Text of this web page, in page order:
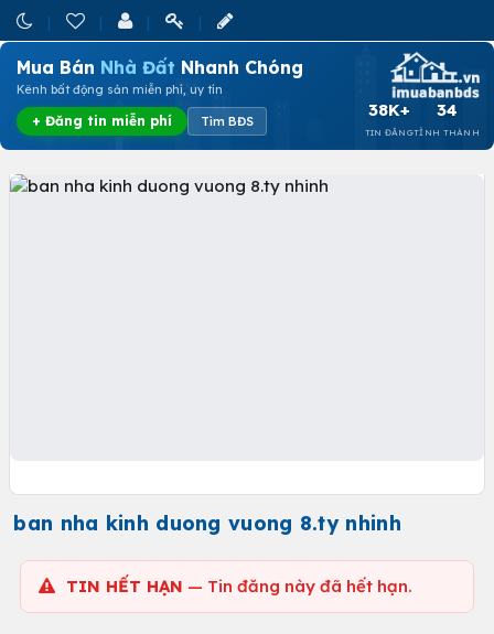
Mua Bán Nhà Đất Nhanh Chóng
Kênh bất động sản miễn phí, uy tín
+ Đăng tin miễn phí Tìm BĐS
38K+
TIN ĐĂNG
34
TỈNH THÀNH
ban nha kinh duong vuong 8.ty nhinh
TIN HẾT HẠN — Tin đăng này đã hết hạn.